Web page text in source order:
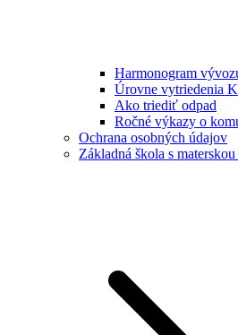
Harmonogram
Úrovne vytriedenia
Ako triediť odpad
Ročné výkazy o
Ochrana osobných údajov
Základná škola s